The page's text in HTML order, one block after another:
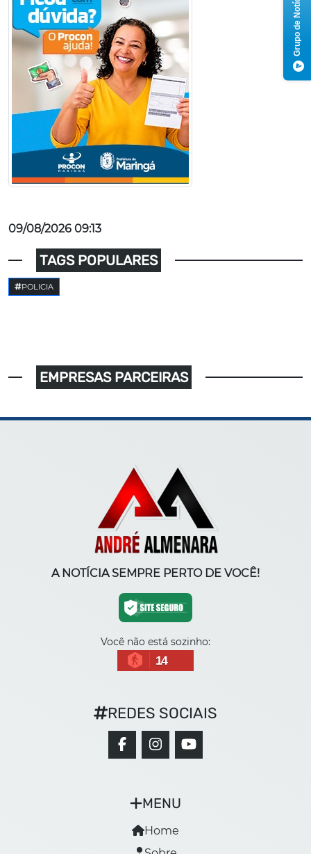
09/08/2026 09:13
TAGS POPULARES
POLICIA
EMPRESAS PARCEIRAS
A NOTÍCIA SEMPRE PERTO DE VOCÊ!
Você não está sozinho:
14
MENU
Home
REDES SOCIAIS
Grupo de Notícias